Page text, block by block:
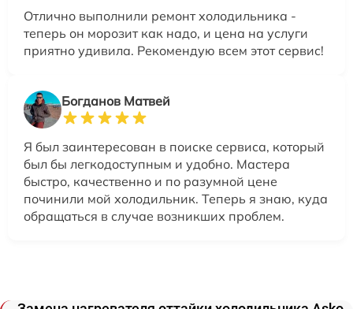
Отлично выполнили ремонт холодильника -
теперь он морозит как надо, и цена на услуги
приятно удивила. Рекомендую всем этот сервис!
Богданов Матвей
Я был заинтересован в поиске сервиса, который
был бы легкодоступным и удобно. Мастера
быстро, качественно и по разумной цене
починили мой холодильник. Теперь я знаю, куда
обращаться в случае возникших проблем.